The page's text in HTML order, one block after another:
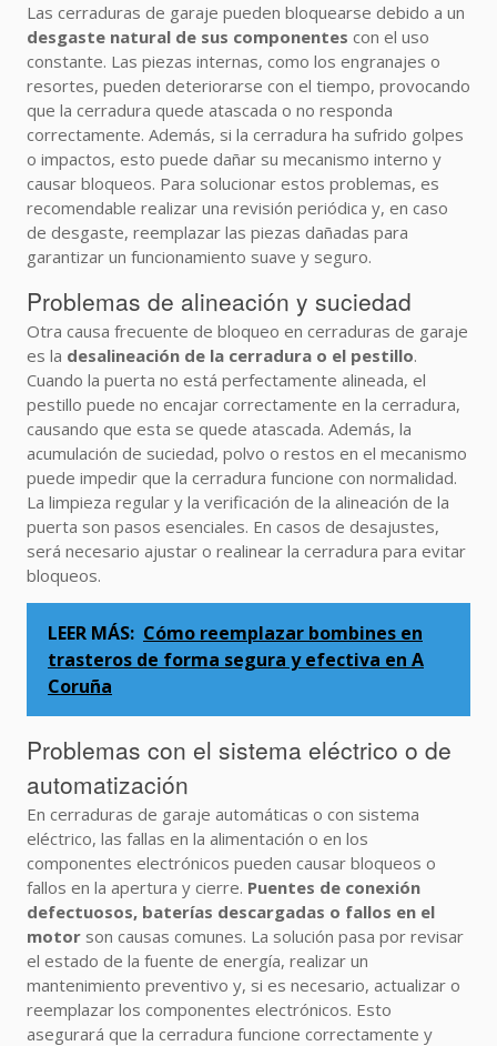
Las cerraduras de garaje pueden bloquearse debido a un
desgaste natural de sus componentes con el uso
constante. Las piezas internas, como los engranajes o
resortes, pueden deteriorarse con el tiempo, provocando
que la cerradura quede atascada o no responda
correctamente. Además, si la cerradura ha sufrido golpes
o impactos, esto puede dañar su mecanismo interno y
causar bloqueos. Para solucionar estos problemas, es
recomendable realizar una revisión periódica y, en caso
de desgaste, reemplazar las piezas dañadas para
garantizar un funcionamiento suave y seguro.
Problemas de alineación y suciedad
Otra causa frecuente de bloqueo en cerraduras de garaje
es la desalineación de la cerradura o el pestillo.
Cuando la puerta no está perfectamente alineada, el
pestillo puede no encajar correctamente en la cerradura,
causando que esta se quede atascada. Además, la
acumulación de suciedad, polvo o restos en el mecanismo
puede impedir que la cerradura funcione con normalidad.
La limpieza regular y la verificación de la alineación de la
puerta son pasos esenciales. En casos de desajustes,
será necesario ajustar o realinear la cerradura para evitar
bloqueos.
LEER MÁS: Cómo reemplazar bombines en
trasteros de forma segura y efectiva en A
Coruña
Problemas con el sistema eléctrico o de
automatización
En cerraduras de garaje automáticas o con sistema
eléctrico, las fallas en la alimentación o en los
componentes electrónicos pueden causar bloqueos o
fallos en la apertura y cierre. Puentes de conexión
defectuosos, baterías descargadas o fallos en el
motor son causas comunes. La solución pasa por revisar
el estado de la fuente de energía, realizar un
mantenimiento preventivo y, si es necesario, actualizar o
reemplazar los componentes electrónicos. Esto
asegurará que la cerradura funcione correctamente y